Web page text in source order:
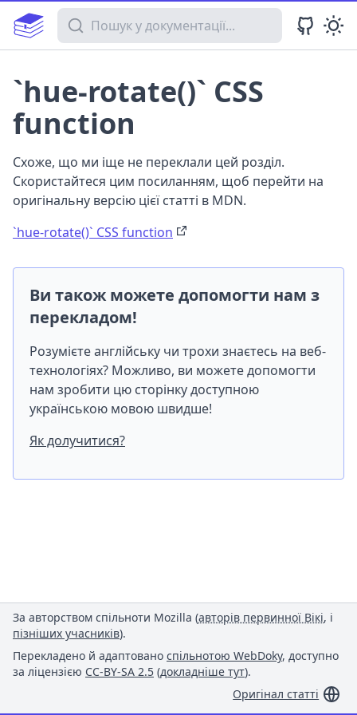
Пошук у документації
`hue-rotate()` CSS
function
Схоже, що ми іще не переклали цей розділ.
Скористайтеся цим посиланням, щоб перейти на
оригінальну версію цієї статті в MDN.
`hue-rotate()` CSS function
Ви також можете допомогти нам з
перекладом!
Розумієте англійську чи трохи знаєтесь на веб-
технологіях? Можливо, ви можете допомогти
нам зробити цю сторінку доступною
українською мовою швидше!
Як долучитися?
За авторством спільноти Mozilla (авторів первинної Вікі, і
пізніших учасників).
Перекладено й адаптовано спільнотою WebDoky, доступно
за ліцензією CC-BY-SA 2.5 (докладніше тут).
Оригінал статті